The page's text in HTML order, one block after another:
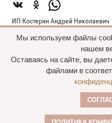
ИП Костерин Андрей Николаевич
440012, проезд 2-й Лиственный
Мы используем файлы
нашем
Оставаясь на сайте, вы
файлами в
Все права